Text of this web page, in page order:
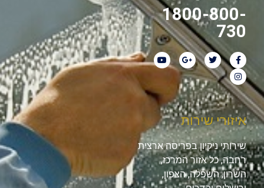
1800-800-
730
איזורי שירות
שירותי ניקיון בפריסה ארצית
רחבה, כל אזור המרכז,
השרון, השפלה, הצפון,